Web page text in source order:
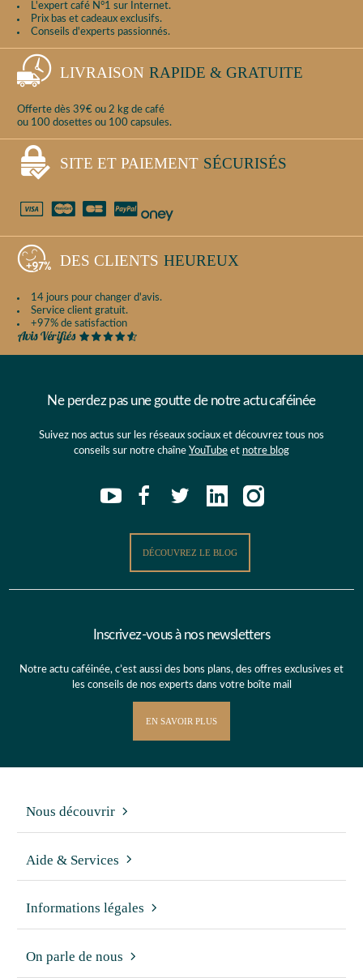
L'expert café N°1 sur Internet.
Prix bas et cadeaux exclusifs.
Conseils d'experts passionnés.
LIVRAISON RAPIDE & GRATUITE
Offerte dès 39€ ou 2 kg de café
ou 100 dosettes ou 100 capsules.
SITE ET PAIEMENT SÉCURISÉS
DES CLIENTS HEUREUX
14 jours pour changer d'avis.
Service client gratuit.
+97% de satisfaction
Ne perdez pas une goutte de notre actu caféinée
Suivez nos actus sur les réseaux sociaux et découvrez tous nos
conseils sur notre chaîne YouTube et notre blog
DÉCOUVREZ LE BLOG
Inscrivez-vous à nos newsletters
Notre actu caféinée, c’est aussi des bons plans, des offres exclusives et
les conseils de nos experts dans votre boîte mail
EN SAVOIR PLUS
Nous découvrir
Aide & Services
Informations légales
On parle de nous